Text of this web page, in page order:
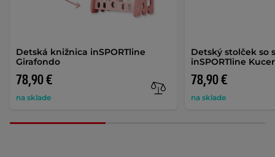
Detská knižnica inSPORTline
Girafondo
78,90 €
na sklade
Detský stolček so
inSPORTline
78,90 €
na sklade